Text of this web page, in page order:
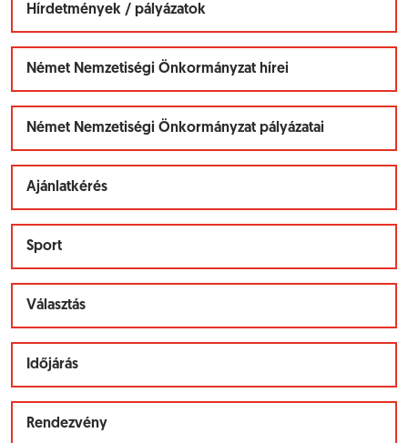
Hírdetmények / pályázatok
Német Nemzetiségi Önkormányzat hírei
Német Nemzetiségi Önkormányzat pályázatai
Ajánlatkérés
Sport
Választás
Időjárás
Rendezvény